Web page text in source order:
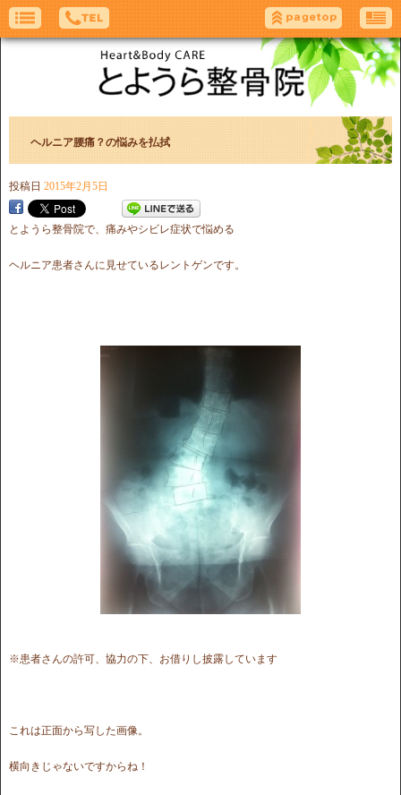
ヘルニア腰痛？の悩みを払拭
投稿日 2015年2月5日
とようら整骨院で、痛みやシビレ症状で悩める
ヘルニア患者さんに見せているレントゲンです。
※患者さんの許可、協力の下、お借りし披露しています
これは正面から写した画像。
横向きじゃないですからね！